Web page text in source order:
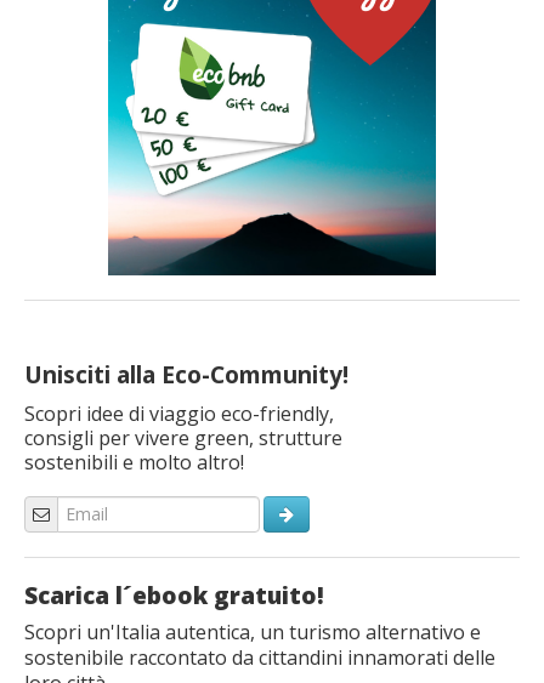
Unisciti alla Eco-Community!
Scopri idee di viaggio eco-friendly,
consigli per vivere green, strutture
sostenibili e molto altro!
Scarica l´ebook gratuito!
Scopri un'Italia autentica, un turismo alternativo e
sostenibile raccontato da cittandini innamorati delle